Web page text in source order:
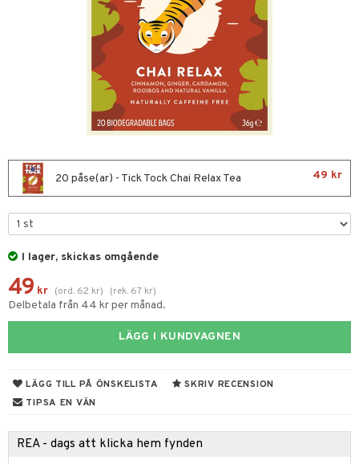
20 påse(ar) - Tick Tock Chai Relax Tea 49 kr
I lager, skickas omgående
49 kr (ord. 62 kr) (rek. 67 kr)
Delbetala från 44 kr per månad.
LÄGG I KUNDVAGNEN
LÄGG TILL PÅ ÖNSKELISTA
SKRIV RECENSION
TIPSA EN VÄN
REA - dags att klicka hem fynden
& lindrande
& hals